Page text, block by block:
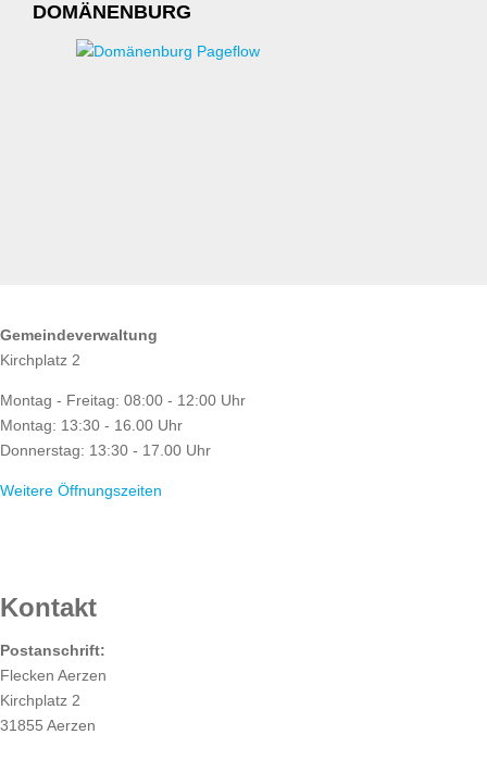
DOMÄNENBURG
Gemeindeverwaltung
Kirchplatz 2
Montag - Freitag: 08:00 - 12:00 Uhr
Montag: 13:30 - 16.00 Uhr
Donnerstag: 13:30 - 17.00 Uhr
Weitere Öffnungszeiten
Kontakt
Postanschrift:
Flecken Aerzen
Kirchplatz 2
31855 Aerzen